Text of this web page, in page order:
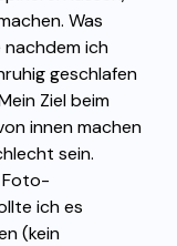
Was
nachdem ich
geschlafen
Ziel beim
innen machen
sein.
Foto-
ich es
(kein